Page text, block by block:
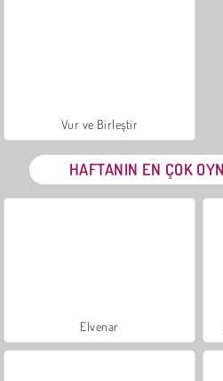
Vur ve Birleştir
HAFTANIN EN ÇOK
Elvenar